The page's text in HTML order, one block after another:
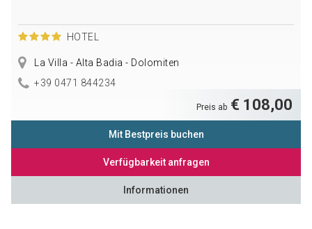
HOTEL
La Villa - Alta Badia - Dolomiten
+39 0471 844234
Preis ab € 108,00
Mit Bestpreis buchen
Verfügbarkeit anfragen
Informationen